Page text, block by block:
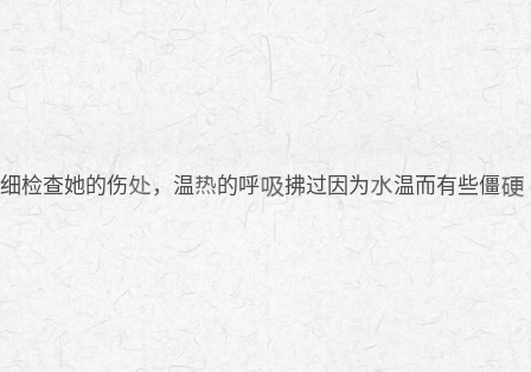
检查她的伤 ，温 的呼 拂过因为 温而有些僵